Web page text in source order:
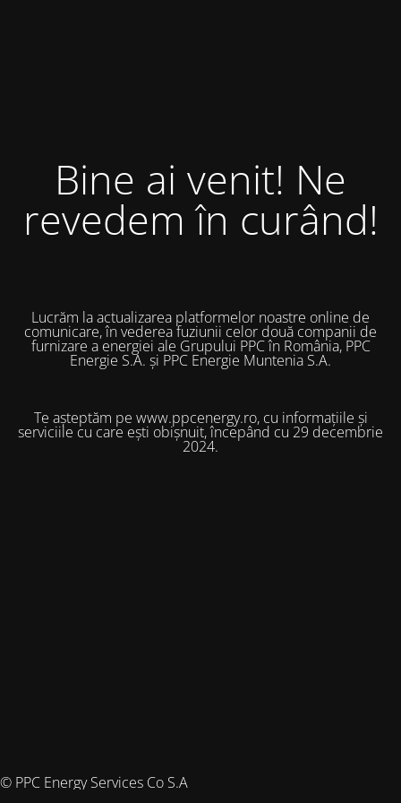
Bine ai venit! Ne
revedem în curând!
Lucrăm la actualizarea platformelor noastre online de
comunicare, în vederea fuziunii celor două companii de
furnizare a energiei ale Grupului PPC în România, PPC
Energie S.A. și PPC Energie Muntenia S.A.
Te așteptăm pe www.ppcenergy.ro, cu informațiile și
serviciile cu care ești obișnuit, începând cu 29 decembrie
2024.
© PPC Energy Services Co S.A